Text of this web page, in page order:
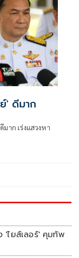
' ดีมาก
าก เร่งแสวงหา
'ไยส์เลอร์' คุมทัพ